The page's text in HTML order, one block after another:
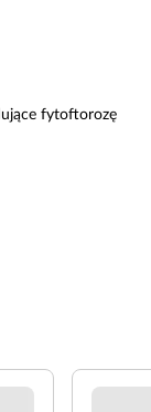
fytoftorozę